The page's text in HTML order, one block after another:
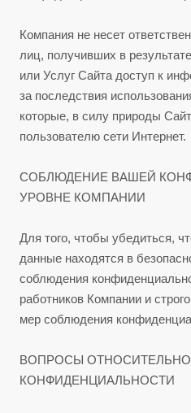
Компания не несет
лиц, получивших в
или Услуг Сайта доступ к
за последствия
которые, в силу природы
пользователю сети Интернет.
СОБЛЮДЕНИЕ ВАШЕЙ
УРОВНЕ КОМПАНИИ
Для того, чтобы убедиться,
данные находятся в
соблюдения
работников Компании и
мер соблюдения
ВОПРОСЫ ОТНОСИТЕЛЬНО
КОНФИДЕНЦИАЛЬНОСТИ